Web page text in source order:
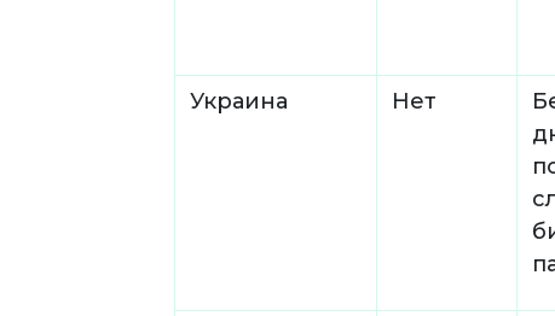
Украина Нет